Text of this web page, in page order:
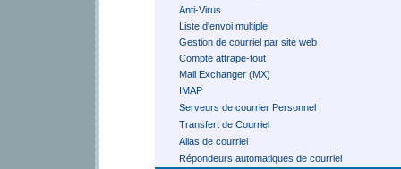
Anti-Virus
Liste d'envoi multiple
Gestion de courriel par site web
Compte attrape-tout
Mail Exchanger (MX)
IMAP
Serveurs de courrier Personnel
Transfert de Courriel
Alias de courriel
Répondeurs automatiques de courriel